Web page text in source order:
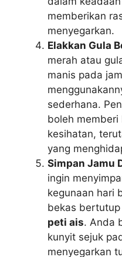
memberikan
menyegarkan.
Elakkan Gula
merah atau
manis pada
sederhana.
boleh memberi
kesihatan,
yang
Simpan Jamu
ingin
kegunaan hari
bekas
peti ais. Anda
kunyit sejuk
menyegarkan